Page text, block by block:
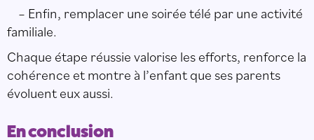
– Enfin, remplacer une soirée télé par une activité
familiale.
Chaque étape réussie valorise les efforts, renforce la
cohérence et montre à l’enfant que ses parents
évoluent eux aussi.
En conclusion